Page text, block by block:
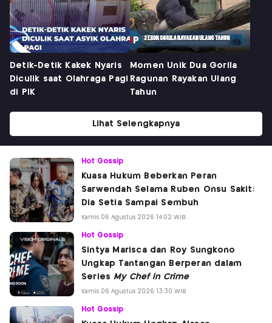
Detik-Detik Kakek Nyaris
Diculik saat Olahraga Pagi
di PIK
Momen Unik Dua Gorila
Ragunan Rayakan Ulang
Tahun
Lihat Selengkapnya
Hot Gossip
Kuasa Hukum Beberkan Peran
Sarwendah Selama Ruben Onsu Sakit:
Dia Setia Sampai Sembuh
Kamis 06 Agustus 2026 14:02 WIB
Hot Gossip
Sintya Marisca dan Roy Sungkono
Ungkap Tantangan Berperan dalam
Series My Chef in Crime
Kamis 06 Agustus 2026 13:30 WIB
Hot Gossip